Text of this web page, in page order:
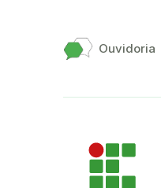
Ouvidoria